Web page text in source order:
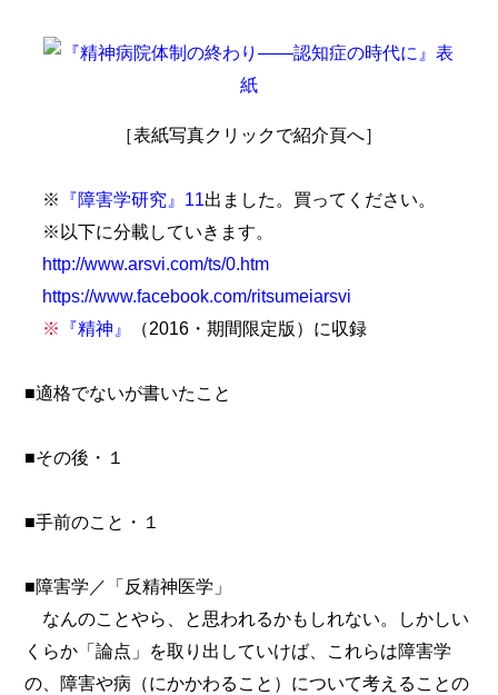
［表紙写真クリックで紹介頁へ］
※ 『障害学研究』11出ました。買ってください。
※以下に分載していきます。
http://www.arsvi.com/ts/0.htm
https://www.facebook.com/ritsumeiarsvi
※
『精神』 （2016・期間限定版）に収録
■適格でないが書いたこと
■その後・１
■手前のこと・１
■障害学／「反精神医学」
なんのことやら、と思われるかもしれない。しかしい
くらか「論点」を取り出していけば、これらは障害学
の、障害や病（にかかわること）について考えることの